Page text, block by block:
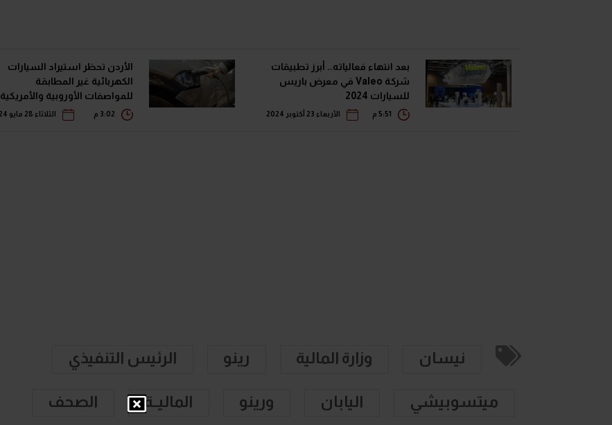
بعد انتهاء فعالياته.. أبرز تطبيقات
شركة Valeo في معرض باريس
للسيارات 2024
الأربعاء 23 أكتوبر 2024
الأردن تحظر استيراد السيارات
الكهربائية غير المطابقة
للمواصفات الأوروبية والأمريكية
الثلاثاء 28 مايو 2024
نيسان وزارة المالية رينو الرئيس التنفيذي
ميتسوبيشي اليابان ورينو الماليــة الصحف